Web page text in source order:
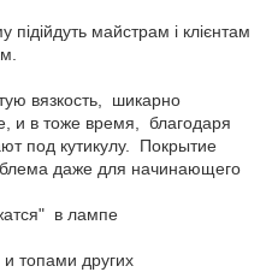
майстрам і клієнтам
вязкость, шикарно
и в тоже время, благодаря
под кутикулу. Покрытие
даже для начинающего
в лампе
топами других